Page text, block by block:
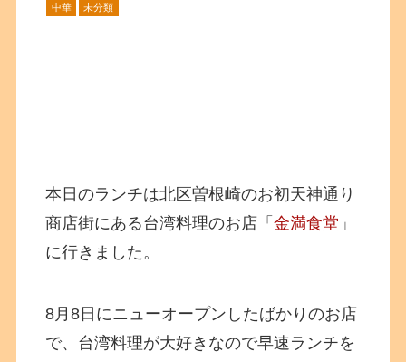
中華 未分類
本日のランチは北区曽根崎のお初天神通り
商店街にある台湾料理のお店「金満食堂 」
に行きました。
8月8日にニューオープンしたばかりのお店
で、台湾料理が大好きなので早速ランチを